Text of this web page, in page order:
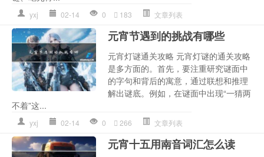
yxj 02-14 0 183 文章列表
元宵节遇到的挑战有哪些
元宵灯谜通关攻略 元宵灯谜的通关攻略
是多方面的。首先，要注重研究谜面中
的字句和背后的寓意，通过联想和推理
解出谜底。例如，在谜面中出现“一猜两
不着”这...
yxj 02-14 0 266 文章列表
元宵十五用南音词汇怎么读